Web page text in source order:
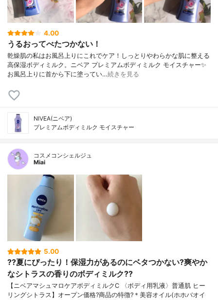
4.00
うるおってべたつかない！
乾燥肌の私はお風呂上りにこれでケア！しっとりやわらかな肌に整える
高保湿ボディミルク。ニベア プレミアムボディミルク モイスチャー✨
お風呂上りに首から下に塗ってい…続きを見る
NIVEA(ニベア)
プレミアムボディミルク モイスチャー
コスメコンシェルジュ
Miai
5.00
??夏にぴったり！保湿力があるのにベタつかない?爽やか
なシトラスの香りのボディミルク??
【ニベアマシュマロケアボディミルクC 〈ボディ用乳液〉普通肌 ヒー
リングシトラス】オープン価格?商品の特徴?＊美容オイル(ホホバオイ